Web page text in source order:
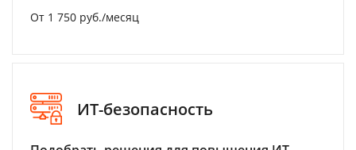
От 1 750 руб./месяц
ИТ-безопасность